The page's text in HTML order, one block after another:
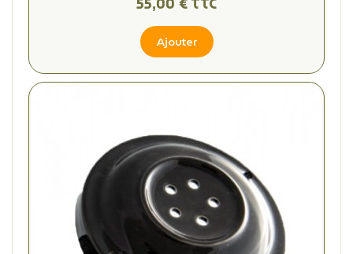
Ajouter